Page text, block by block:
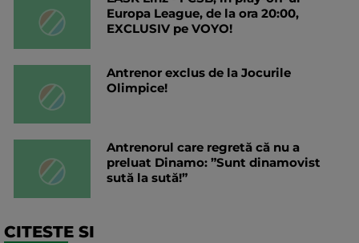
Europa League, de la ora 20:00,
EXCLUSIV pe VOYO!
Antrenor exclus de la Jocurile
Olimpice!
Antrenorul care regretă că nu a
preluat Dinamo: ”Sunt dinamovist
sută la sută!”
CITESTE SI